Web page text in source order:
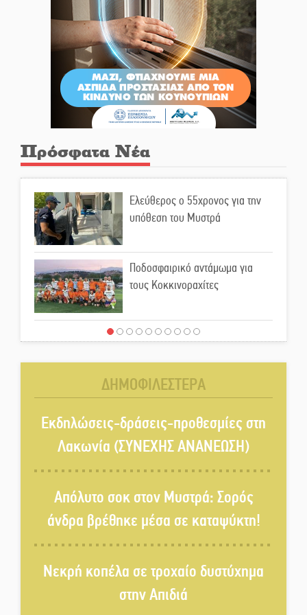
Πρόσφατα Νέα
Ελεύθερος ο 55χρονος για την
υπόθεση του Μυστρά
Ποδοσφαιρικό αντάμωμα για
τους Κοκκινοραχίτες
Μάχης συνέχεια των 310 για τη
Στον τελικό του Πρωταθλήματος
Ελλάδας Beach Soccer ο Π.
Μαρτσούκος
Η Έρη Ρίτσου σχολιάζει τα…
τραγελαφικά των «κληρονόμων»
φως άγνωστες «δίνες» στην
επιφάνειά του
ΔΗΜΟΦΙΛΕΣΤΕΡΑ
Εκδηλώσεις-δράσεις-προθεσμίες στη
Λακωνία (ΣΥΝΕΧΗΣ ΑΝΑΝΕΩΣΗ)
Απόλυτο σοκ στον Μυστρά: Σορός
άνδρα βρέθηκε μέσα σε καταψύκτη!
Νεκρή κοπέλα σε τροχαίο δυστύχημα
στην Απιδιά